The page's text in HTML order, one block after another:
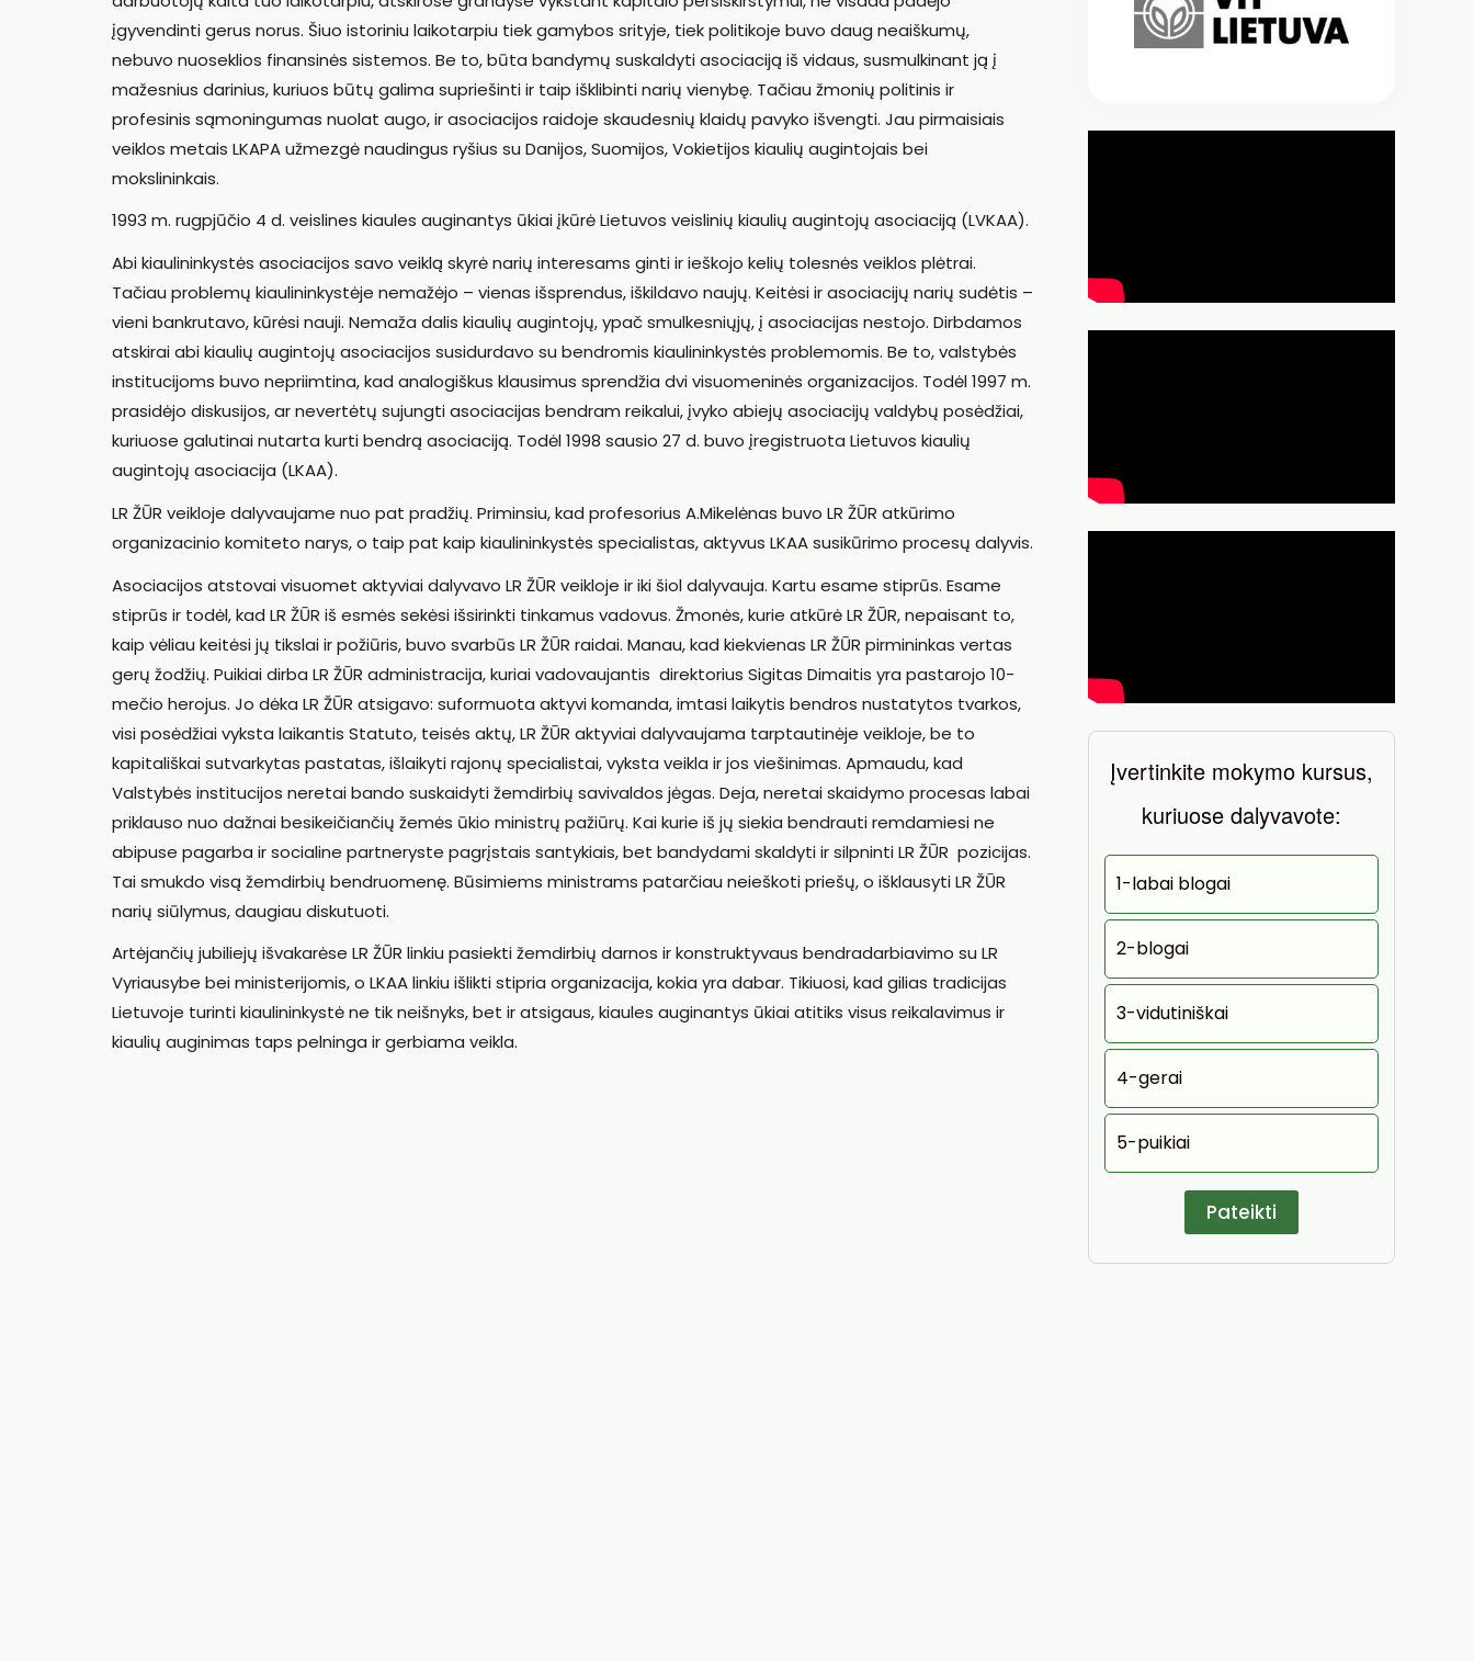
įgyvendinti gerus norus. Šiuo istoriniu laikotarpiu tiek gamybos srityje, tiek politikoje buvo daug neaiškumų,
nebuvo nuoseklios finansinės sistemos. Be to, būta bandymų suskaldyti asociaciją iš vidaus, susmulkinant ją į
mažesnius darinius, kuriuos būtų galima supriešinti ir taip išklibinti narių vienybę. Tačiau žmonių politinis ir
profesinis sąmoningumas nuolat augo, ir asociacijos raidoje skaudesnių klaidų pavyko išvengti. Jau pirmaisiais
veiklos metais LKAPA užmezgė naudingus ryšius su Danijos, Suomijos, Vokietijos kiaulių augintojais bei
mokslininkais.
1993 m. rugpjūčio 4 d. veislines kiaules auginantys ūkiai įkūrė Lietuvos veislinių kiaulių augintojų asociaciją (LVKAA).
Abi kiaulininkystės asociacijos savo veiklą skyrė narių interesams ginti ir ieškojo kelių tolesnės veiklos plėtrai.
Tačiau problemų kiaulininkystėje nemažėjo – vienas išsprendus, iškildavo naujų. Keitėsi ir asociacijų narių sudėtis –
vieni bankrutavo, kūrėsi nauji. Nemaža dalis kiaulių augintojų, ypač smulkesniųjų, į asociacijas nestojo. Dirbdamos
atskirai abi kiaulių augintojų asociacijos susidurdavo su bendromis kiaulininkystės problemomis. Be to, valstybės
institucijoms buvo nepriimtina, kad analogiškus klausimus sprendžia dvi visuomeninės organizacijos. Todėl 1997 m.
prasidėjo diskusijos, ar nevertėtų sujungti asociacijas bendram reikalui, įvyko abiejų asociacijų valdybų posėdžiai,
kuriuose galutinai nutarta kurti bendrą asociaciją. Todėl 1998 sausio 27 d. buvo įregistruota Lietuvos kiaulių
augintojų asociacija (LKAA).
LR ŽŪR veikloje dalyvaujame nuo pat pradžių. Priminsiu, kad profesorius A.Mikelėnas buvo LR ŽŪR atkūrimo
organizacinio komiteto narys, o taip pat kaip kiaulininkystės specialistas, aktyvus LKAA susikūrimo procesų dalyvis.
Asociacijos atstovai visuomet aktyviai dalyvavo LR ŽŪR veikloje ir iki šiol dalyvauja. Kartu esame stiprūs. Esame
stiprūs ir todėl, kad LR ŽŪR iš esmės sekėsi išsirinkti tinkamus vadovus. Žmonės, kurie atkūrė LR ŽŪR, nepaisant to,
kaip vėliau keitėsi jų tikslai ir požiūris, buvo svarbūs LR ŽŪR raidai. Manau, kad kiekvienas LR ŽŪR pirmininkas vertas
gerų žodžių. Puikiai dirba LR ŽŪR administracija, kuriai vadovaujantis direktorius Sigitas Dimaitis yra pastarojo 10-
mečio herojus. Jo dėka LR ŽŪR atsigavo: suformuota aktyvi komanda, imtasi laikytis bendros nustatytos tvarkos,
visi posėdžiai vyksta laikantis Statuto, teisės aktų, LR ŽŪR aktyviai dalyvaujama tarptautinėje veikloje, be to
kapitališkai sutvarkytas pastatas, išlaikyti rajonų specialistai, vyksta veikla ir jos viešinimas. Apmaudu, kad
Valstybės institucijos neretai bando suskaidyti žemdirbių savivaldos jėgas. Deja, neretai skaidymo procesas labai
priklauso nuo dažnai besikeičiančių žemės ūkio ministrų pažiūrų. Kai kurie iš jų siekia bendrauti remdamiesi ne
abipuse pagarba ir socialine partneryste pagrįstais santykiais, bet bandydami skaldyti ir silpninti LR ŽŪR pozicijas.
Tai smukdo visą žemdirbių bendruomenę. Būsimiems ministrams patarčiau neieškoti priešų, o išklausyti LR ŽŪR
narių siūlymus, daugiau diskutuoti.
Artėjančių jubiliejų išvakarėse LR ŽŪR linkiu pasiekti žemdirbių darnos ir konstruktyvaus bendradarbiavimo su LR
Vyriausybe bei ministerijomis, o LKAA linkiu išlikti stipria organizacija, kokia yra dabar. Tikiuosi, kad gilias tradicijas
Lietuvoje turinti kiaulininkystė ne tik neišnyks, bet ir atsigaus, kiaules auginantys ūkiai atitiks visus reikalavimus ir
kiaulių auginimas taps pelninga ir gerbiama veikla.
Įvertinkite mokymo kursus,
kuriuose dalyvavote:
1-labai blogai
2-blogai
3-vidutiniškai
4-gerai
5-puikiai